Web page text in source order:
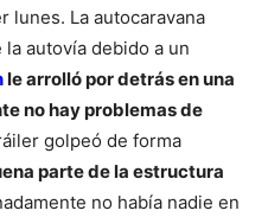
lunes. La autocaravana
autovía debido a un
le arrolló por detrás en una
no hay problemas de
golpeó de forma
parte de la estructura
no había nadie en